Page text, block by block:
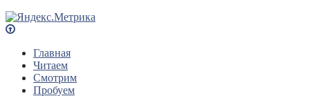
Главная
Читаем
Смотрим
Пробуем